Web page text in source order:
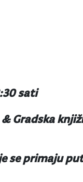
sati
Gradska
se primaju